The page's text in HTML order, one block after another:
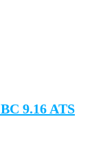
9.16 ATS